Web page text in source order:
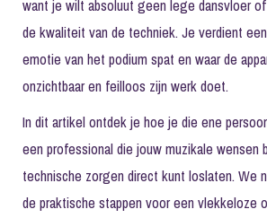
want je wilt absoluut geen lege dansvloer
de kwaliteit van de techniek. Je verdient
emotie van het podium spat en waar de
onzichtbaar en feilloos zijn werk doet.
In dit artikel ontdek je hoe je die ene
een professional die jouw muzikale wensen
technische zorgen direct kunt loslaten. We
de praktische stappen voor een vlekkeloze